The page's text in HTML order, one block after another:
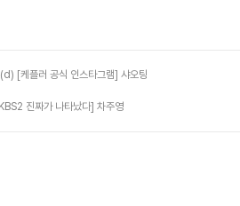
[케플러 공식 인스타그램] 샤오팅
진짜가 나타났다] 차주영